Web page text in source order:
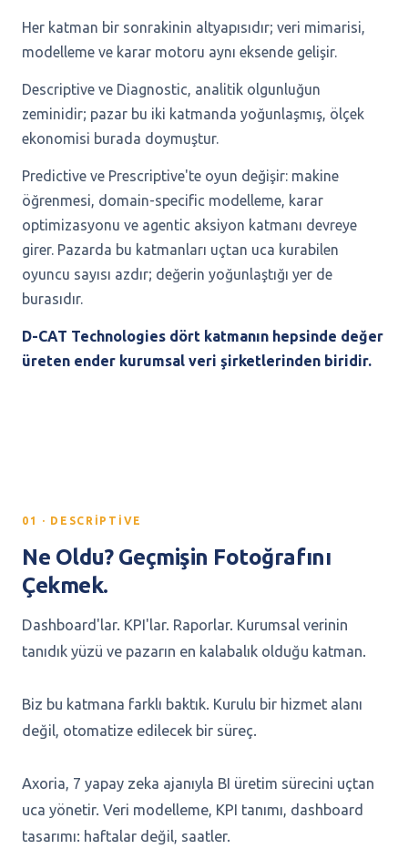
Her katman bir sonrakinin altyapısıdır; veri mimarisi,
modelleme ve karar motoru aynı eksende gelişir.
Descriptive ve Diagnostic, analitik olgunluğun
zeminidir; pazar bu iki katmanda yoğunlaşmış, ölçek
ekonomisi burada doymuştur.
Predictive ve Prescriptive'te oyun değişir: makine
öğrenmesi, domain-specific modelleme, karar
optimizasyonu ve agentic aksiyon katmanı devreye
girer. Pazarda bu katmanları uçtan uca kurabilen
oyuncu sayısı azdır; değerin yoğunlaştığı yer de
burasıdır.
D-CAT Technologies dört katmanın hepsinde değer
üreten ender kurumsal veri şirketlerinden biridir.
01 · DESCRIPTIVE
Ne Oldu? Geçmişin Fotoğrafını
Çekmek.
Dashboard'lar. KPI'lar. Raporlar. Kurumsal verinin
tanıdık yüzü ve pazarın en kalabalık olduğu katman.
Biz bu katmana farklı baktık. Kurulu bir hizmet alanı
değil, otomatize edilecek bir süreç.
Axoria, 7 yapay zeka ajanıyla BI üretim sürecini uçtan
uca yönetir. Veri modelleme, KPI tanımı, dashboard
tasarımı: haftalar değil, saatler.